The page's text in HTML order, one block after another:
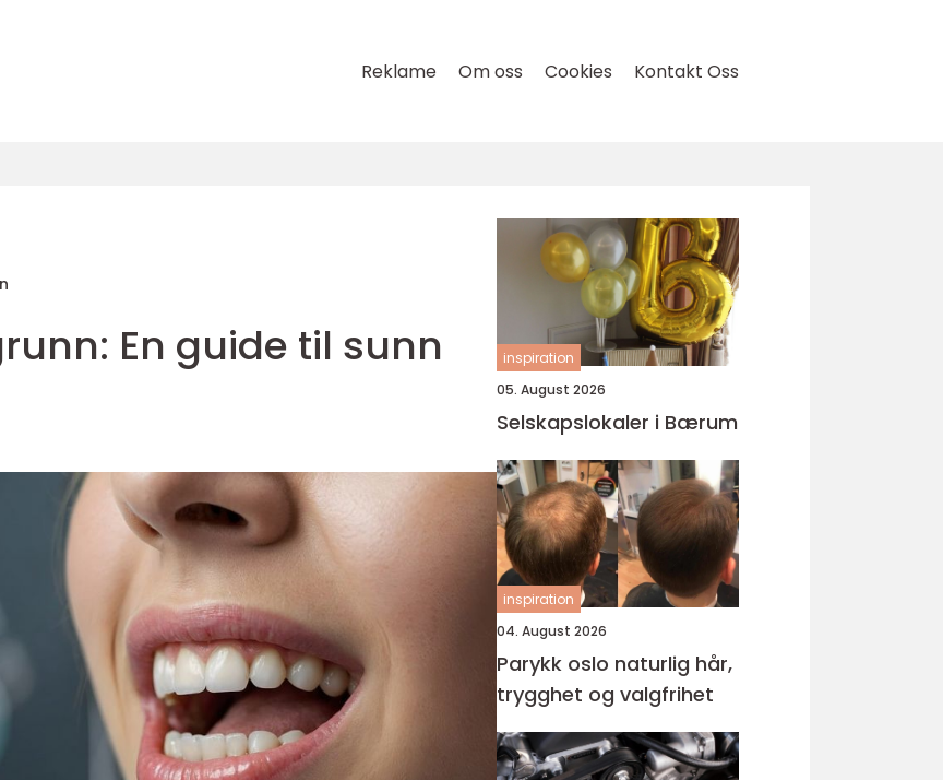
Reklame Om oss Cookies Kontakt Oss
En guide til sunn
inspiration
05. August 2026
Selskapslokaler i Bærum
inspiration
04. August 2026
Parykk oslo naturlig hår,
trygghet og valgfrihet